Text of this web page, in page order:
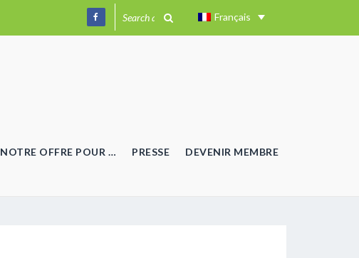
Français
NOTRE OFFRE POUR … PRESSE DEVENIR MEMBRE